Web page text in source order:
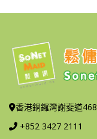
香港銅鑼灣謝斐道
+852 3427 2111